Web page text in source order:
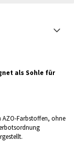
als Sohle für
AZO-Farbstoffen, ohne